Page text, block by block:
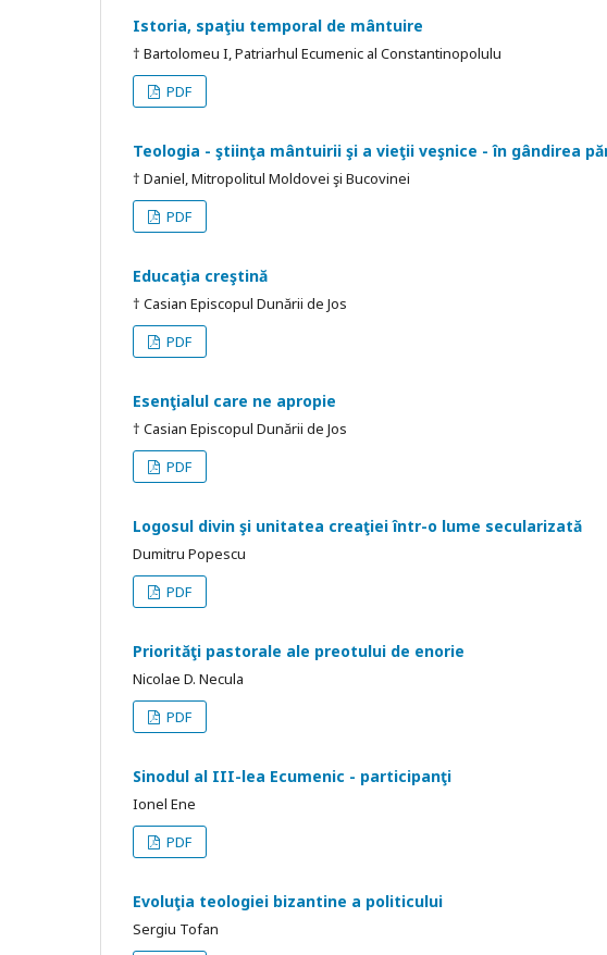
Istoria, spaţiu temporal de mântuire
† Bartolomeu I, Patriarhul Ecumenic al Constantinopolulu
PDF
Teologia - ştiinţa mântuirii şi a vieţii veşnice - în gândirea
† Daniel, Mitropolitul Moldovei şi Bucovinei
PDF
Educaţia creştină
† Casian Episcopul Dunării de Jos
PDF
Esenţialul care ne apropie
† Casian Episcopul Dunării de Jos
PDF
Logosul divin şi unitatea creaţiei într-o lume secularizată
Dumitru Popescu
PDF
Priorităţi pastorale ale preotului de enorie
Nicolae D. Necula
PDF
Sinodul al III-lea Ecumenic - participanţi
Ionel Ene
PDF
Evoluţia teologiei bizantine a politicului
Sergiu Tofan